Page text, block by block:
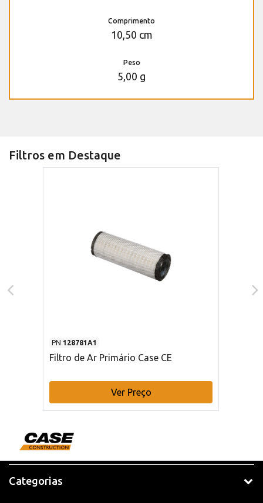
Comprimento
10,50 cm
Peso
5,00 g
Filtros em Destaque
PN 128781A1
Filtro de Ar Primário Case CE
Ver Preço
Categorias